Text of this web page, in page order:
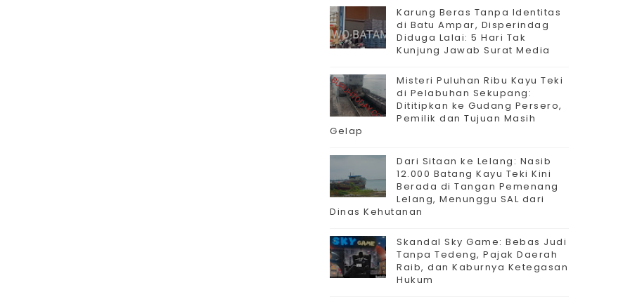
Karung Beras Tanpa Identitas
di Batu Ampar, Disperindag
Diduga Lalai: 5 Hari Tak
Kunjung Jawab Surat Media
Misteri Puluhan Ribu Kayu Teki
di Pelabuhan Sekupang:
Dititipkan ke Gudang Persero,
Pemilik dan Tujuan Masih
Gelap
Dari Sitaan ke Lelang: Nasib
12.000 Batang Kayu Teki Kini
Berada di Tangan Pemenang
Lelang, Menunggu SAL dari
Dinas Kehutanan
Skandal Sky Game: Bebas Judi
Tanpa Tedeng, Pajak Daerah
Raib, dan Kaburnya Ketegasan
Hukum